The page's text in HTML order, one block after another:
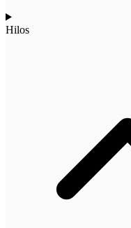
Hilos